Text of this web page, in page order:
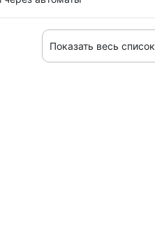
Показать весь список